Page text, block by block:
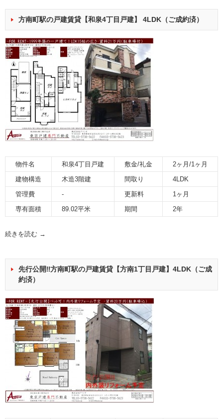
方南町駅の戸建賃貸【和泉4丁目戸建】 4LDK（ご成約済）
物件名 和泉4丁目戸建 敷金/礼金
2ヶ月/1ヶ月
建物構造
木造3階建 間取り
4LDK
管理費
- 更新料
1ヶ月
専有面積
89.02平米 期間 2年
続きを読む →
先行公開‼方南町駅の戸建賃貸【方南1丁目戸建】4LDK（ご成
約済）